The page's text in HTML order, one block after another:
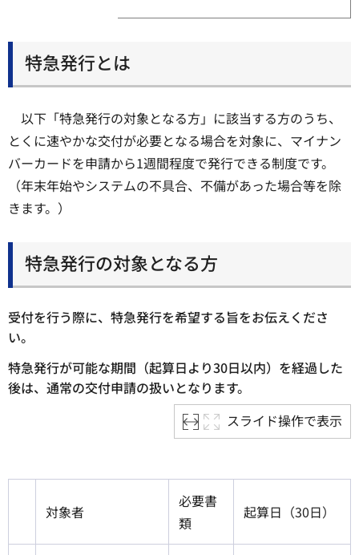
特急発行とは
以下「特急発行の対象となる方」に該当する方のうち、
とくに速やかな交付が必要となる場合を対象に、マイナン
バーカードを申請から1週間程度で発行できる制度です。
（年末年始やシステムの不具合、不備があった場合等を除
きます。）
特急発行の対象となる方
受付を行う際に、特急発行を希望する旨をお伝えくださ
い。
特急発行が可能な期間（起算日より30日以内）を経過した
後は、通常の交付申請の扱いとなります。
スライド操作で表示
対象者
必要書
類
起算日（30日）